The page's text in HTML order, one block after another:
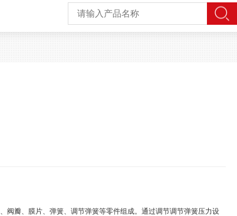
阀瓣、膜片、弹簧、调节弹簧等零件组成。通过调节调节弹簧压力设